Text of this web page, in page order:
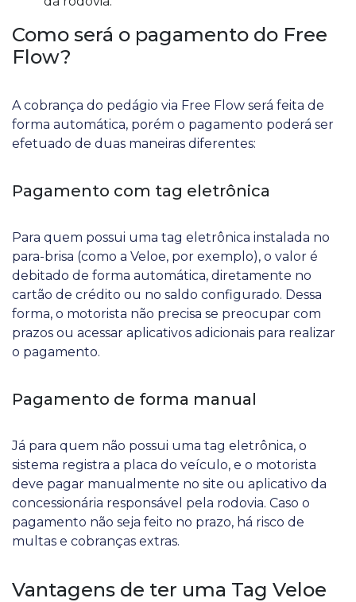
Como será o pagamento do Free
Flow?
A cobrança do pedágio via Free Flow será feita de
forma automática, porém o pagamento poderá ser
efetuado de duas maneiras diferentes:
Pagamento com tag eletrônica
Para quem possui uma tag eletrônica instalada no
para-brisa (como a Veloe, por exemplo), o valor é
debitado de forma automática, diretamente no
cartão de crédito ou no saldo configurado. Dessa
forma, o motorista não precisa se preocupar com
prazos ou acessar aplicativos adicionais para realizar
o pagamento.
Pagamento de forma manual
Já para quem não possui uma tag eletrônica, o
sistema registra a placa do veículo, e o motorista
deve pagar manualmente no site ou aplicativo da
concessionária responsável pela rodovia. Caso o
pagamento não seja feito no prazo, há risco de
multas e cobranças extras.
Vantagens de ter uma Tag Veloe